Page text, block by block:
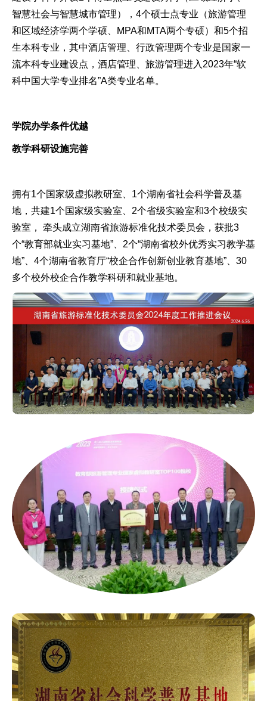
智慧社会与智慧城市管理），4个硕士点专业（旅游管理
和区域经济学两个学硕、MPA和MTA两个专硕）和5个招
生本科专业，其中酒店管理、行政管理两个专业是国家一
流本科专业建设点，酒店管理、旅游管理进入2023年“软
科中国大学专业排名”A类专业名单。
学院办学条件优越
教学科研设施完善
拥有1个国家级虚拟教研室、1个湖南省社会科学普及基
地，共建1个国家级实验室、2个省级实验室和3个校级实
验室， 牵头成立湖南省旅游标准化技术委员会，获批3
个“教育部就业实习基地”、2个“湖南省校外优秀实习教学基
地”、4个湖南省教育厅“校企合作创新创业教育基地”、30
多个校外校企合作教学科研和就业基地。